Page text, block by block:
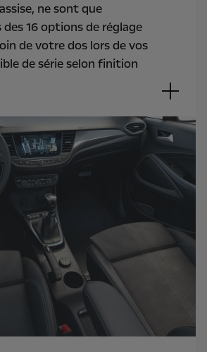
ne sont que
16 options de réglage
de votre dos lors de vos
de série selon finition